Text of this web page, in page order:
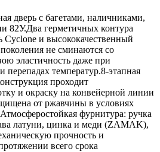
дверь с багетами, наличниками,
82У.Два герметичных контура
Cyclone и высококачественный
не сминаются со
эластичность даже при
температур.8-этапная
проходит
и окраску на конвейерной линии
от ржавчины в условиях
фурнитура: ручка
латуни, цинка и меди (ZAMAK),
прочность и
всего срока